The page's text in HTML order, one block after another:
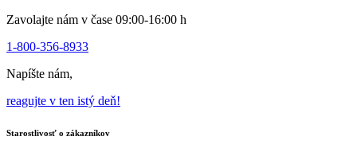
Zavolajte nám v čase 09:00-16:00 h
1-800-356-8933
Napíšte nám,
reagujte v ten istý deň!
Starostlivosť o zákazníkov